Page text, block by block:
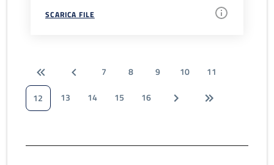
SCARICA FILE
7 8 9 10
11
12
13 14 15 16